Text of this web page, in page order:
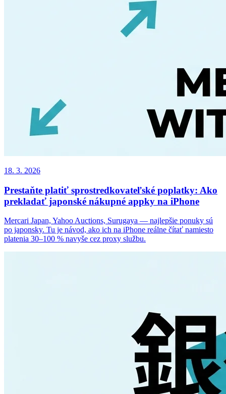
18. 3. 2026
Prestaňte platiť sprostredkovateľské poplatky: Ako
prekladať japonské nákupné appky na iPhone
Mercari Japan, Yahoo Auctions, Surugaya — najlepšie ponuky sú
po japonsky. Tu je návod, ako ich na iPhone reálne čítať namiesto
platenia 30–100 % navyše cez proxy službu.